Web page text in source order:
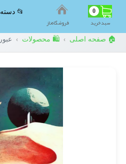
0
سبد‌خرید فروشگاه‌ناز
📂
🏠 صفحه اصلی › 🛍️ محصولات ›